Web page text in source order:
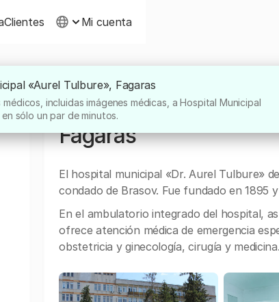
Clientes Mi cuenta
Sobre Hospital
Fagaras
El hospital municipal «Dr. Aurel Tulbure»
condado de Brasov. Fue fundado en 1895
En el ambulatorio integrado del hospital,
ofrece atención médica de emergencia
obstetricia y ginecología, cirugía y
«Aurel Tulbure», Fagaras
incluidas imágenes médicas, a Hospital Municipal
sólo un par de minutos.